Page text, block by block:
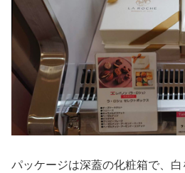
パッケージは深蓋の化粧箱で、